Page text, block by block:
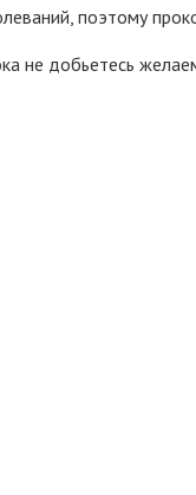
поэтому
не добьетесь